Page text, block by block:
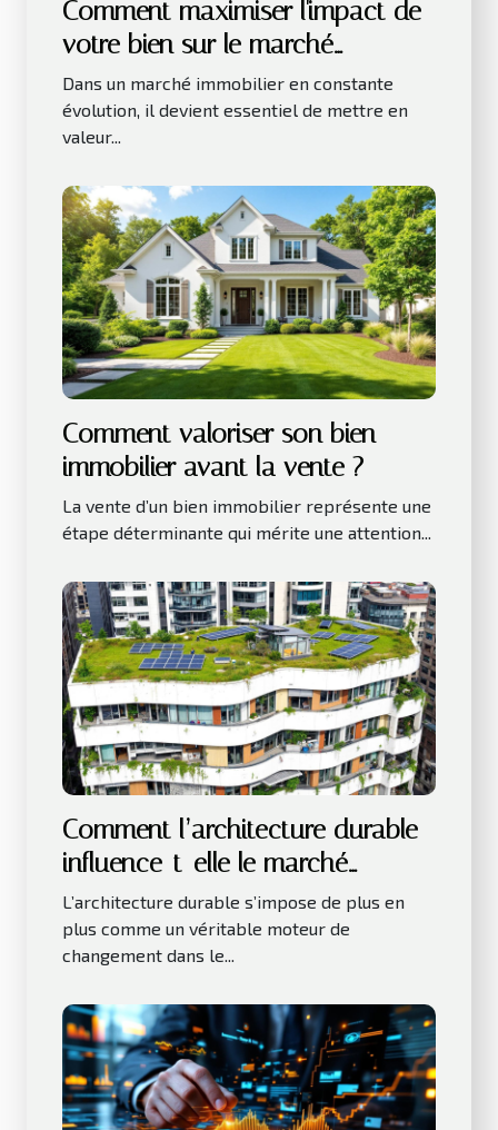
Comment maximiser l'impact de
votre bien sur le marché
immobilier actuel ?
Dans un marché immobilier en constante
évolution, il devient essentiel de mettre en
valeur...
Comment valoriser son bien
immobilier avant la vente ?
La vente d’un bien immobilier représente une
étape déterminante qui mérite une attention...
Comment l’architecture durable
influence-t-elle le marché
immobilier ?
L’architecture durable s’impose de plus en
plus comme un véritable moteur de
changement dans le...